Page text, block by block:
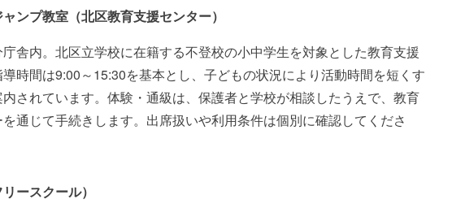
ンプ教室（北区教育支援センター）
舎内。北区立学校に在籍する不登校の小中学生を対象とした教育支援
時間は9:00～15:30を基本とし、子どもの状況により活動時間を短くす
されています。体験・通級は、保護者と学校が相談したうえで、教育
通じて手続きします。出席扱いや利用条件は個別に確認してくださ
ースクール）